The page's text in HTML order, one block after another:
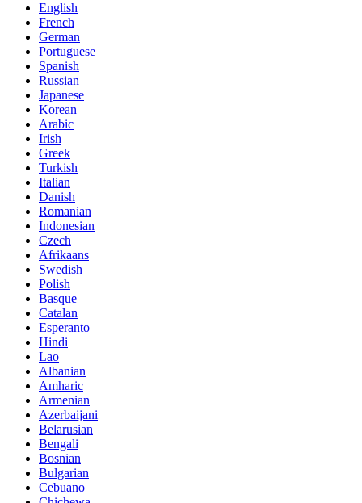
English
French
German
Portuguese
Spanish
Russian
Japanese
Korean
Arabic
Irish
Greek
Turkish
Italian
Danish
Romanian
Indonesian
Czech
Afrikaans
Swedish
Polish
Basque
Catalan
Esperanto
Hindi
Lao
Albanian
Amharic
Armenian
Azerbaijani
Belarusian
Bengali
Bosnian
Bulgarian
Cebuano